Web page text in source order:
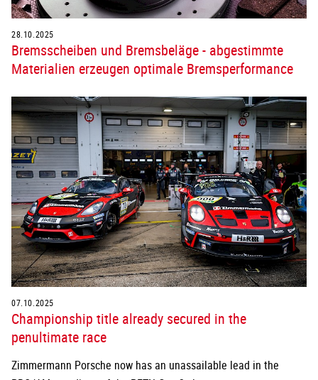
28.10.2025
Bremsscheiben und Bremsbeläge - abgestimmte
Materialien erzeugen optimale Bremsperformance
07.10.2025
Championship title already secured in the
penultimate race
Zimmermann Porsche now has an unassailable lead in the